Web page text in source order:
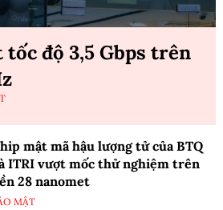
tốc độ 3,5 Gbps trên
mật mã hậu lượng tử của BTQ
ITRI vượt mốc thử nghiệm trên
28 nanomet
MẬT